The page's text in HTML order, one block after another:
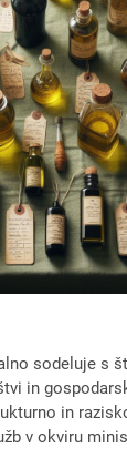
sodeluje s
in
in
v okviru